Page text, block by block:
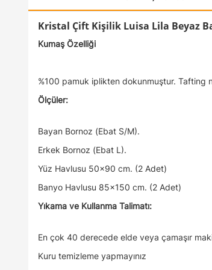
Kristal Çift Kişilik Luisa Lila Beyaz
Kumaş Özelliği
%100 pamuk iplikten dokunmuştur. Tafting
Ölçüler:
Bayan Bornoz (Ebat S/M).
Erkek Bornoz (Ebat L).
Yüz Havlusu 50x90 cm. (2 Adet)
Banyo Havlusu 85x150 cm. (2 Adet)
Yıkama ve Kullanma Talimatı:
En çok 40 derecede elde veya çamaşır
Kuru temizleme yapmayınız